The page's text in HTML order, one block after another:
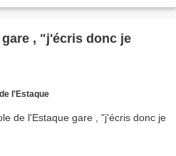
, "j'écris donc je
l'Estaque